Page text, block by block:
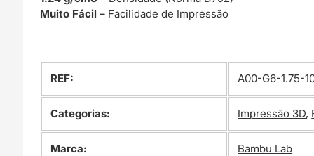
Muito Fácil – Facilidade de Impressão
REF: A00-G6-1.75-
Categorias: Impressão 3D,
Marca: Bambu Lab